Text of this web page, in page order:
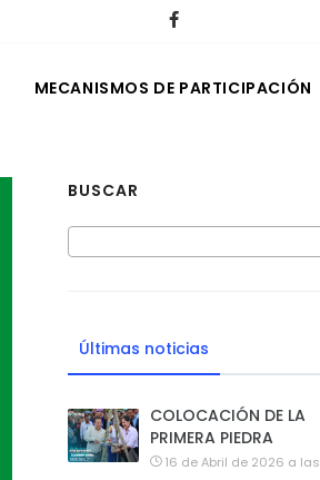
MECANISMOS DE PARTICIPACIÓN
BUSCAR
Últimas noticias
COLOCACIÓN DE LA
PRIMERA PIEDRA
16 de Abril de 2026 a las